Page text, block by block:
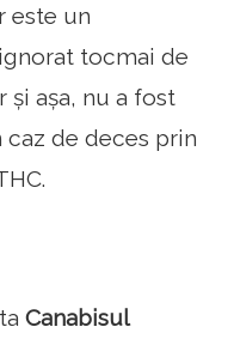
este un
tocmai de
și așa, nu a fost
caz de deces prin
Canabisul